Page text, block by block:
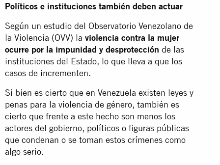
Políticos e instituciones también deben actuar
Según un estudio del Observatorio Venezolano de
la Violencia (OVV) la violencia contra la mujer
ocurre por la impunidad y desprotección de las
instituciones del Estado, lo que lleva a que los
casos de incrementen.
Si bien es cierto que en Venezuela existen leyes y
penas para la violencia de género, también es
cierto que frente a este hecho son menos los
actores del gobierno, políticos o figuras públicas
que condenan o se toman estos crímenes como
algo serio.